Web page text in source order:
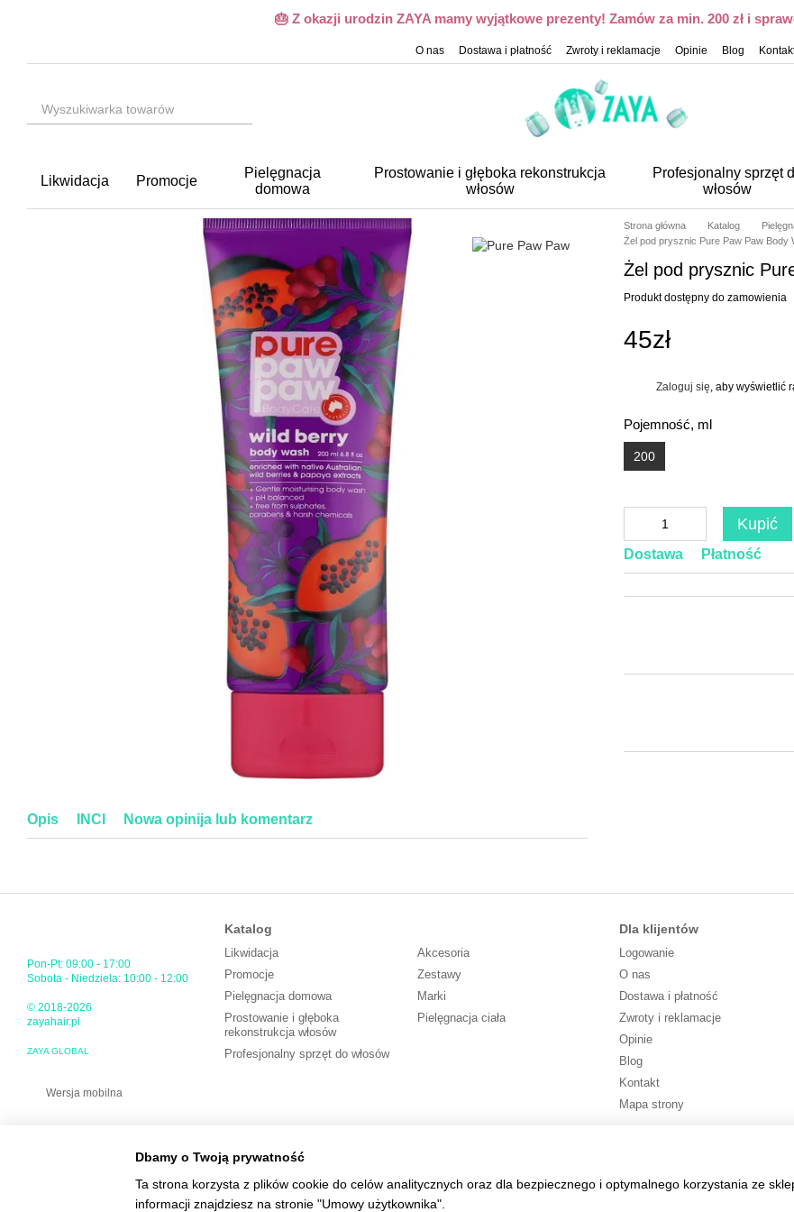
🎂 Z okazji urodzin ZAYA mamy wyjątkowe prezenty! Zamów za min. 200 zł i
O nas Dostawa i płatność Zwroty i reklamacje Opinie Blog
Likwidacja Promocje
Pielęgnacja
domowa
Prostowanie i głęboka rekonstrukcja
włosów
Profesjonalny sprzęt
włosów
Opis INCI Nowa opinija lub komentarz
Strona główna Katalog
Żel pod prysznic Pure Paw Paw Body
Żel pod prysznic
Produkt dostępny do zamowienia
45zł
Zaloguj się , aby wyświetlić
Pojemność, ml
200
Kupić
Dostawa Płatność
Pon-Pt: 09:00 - 17:00
Sobota - Niedziela: 10:00 - 12:00
© 2018-2026
zayahair.pl
ZAYA GLOBAL
Wersja mobilna
Katalog
Likwidacja
Promocje
Pielęgnacja domowa
Prostowanie i głęboka
rekonstrukcja włosów
Profesjonalny sprzęt do włosów
Akcesoria
Zestawy
Marki
Pielęgnacja ciała
Dla klijentów
Logowanie
O nas
Dostawa i płatność
Zwroty i reklamacje
Opinie
Blog
Kontakt
Mapa strony
Dbamy o Twoją prywatność
Ta strona korzysta z plików cookie do celów analitycznych oraz dla bezpiecznego i optymalnego korzystania ze
informacji znajdziesz na stronie "Umowy użytkownika".